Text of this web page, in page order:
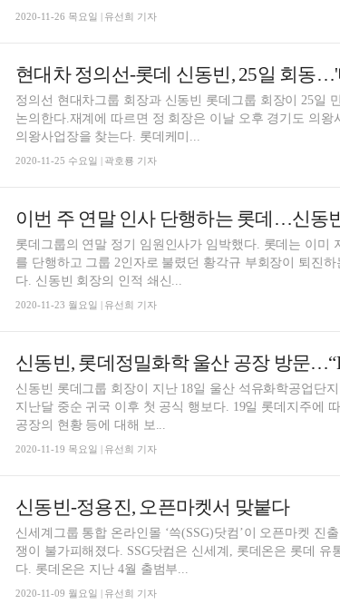
2020-11-26 목요일 | 유선희 기자
현대차 정의선-롯데 신동빈, 25일 회동
정의선 현대차그룹 회장과 신동빈 롯데그룹 회장이 25일
논의한다.재계에 따르면 정 회장은 이날 오후 경기도 의왕
의왕사업장을 찾는다. 롯데케미...
2020-11-25 수요일 | 곽호룡 기자
롯데그룹의 연말 정기 임원인사가 임박했다. 롯데는 이미
를 단행하고 그룹 2인자로 불렸던 황각규 부회장이 퇴진
다. 신동빈 회장의 인적 쇄신...
2020-11-23 월요일 | 유선희 기자
신동빈, 롯데정밀화학 울산 공장 방문
신동빈 롯데그룹 회장이 지난 18일 울산 석유화학공업단
지난달 중순 귀국 이후 첫 공식 행보다. 19일 롯데지주에
공장의 현황 등에 대해 보...
2020-11-19 목요일 | 유선희 기자
신동빈-정용진, 오픈마켓서 맞붙다
신세계그룹 통합 온라인몰 ‘쓱(SSG)닷컴’이 오픈마켓 진
쟁이 불가피해졌다. SSG닷컴은 신세계, 롯데온은 롯데 유
다. 롯데온은 지난 4월 출범부...
2020-11-09 월요일 | 유선희 기자